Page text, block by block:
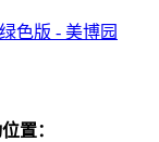
色版 - 美博园
置：